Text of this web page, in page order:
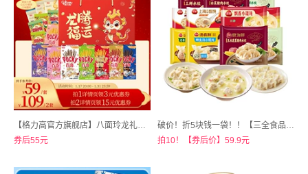
【格力高官方旗舰店】八面玲龙礼盒年货礼盒665g
券后55元
破价！折5块钱一袋！！【三全食品官方旗舰店】三全早餐半成品
拍10！【券后价】59.9元